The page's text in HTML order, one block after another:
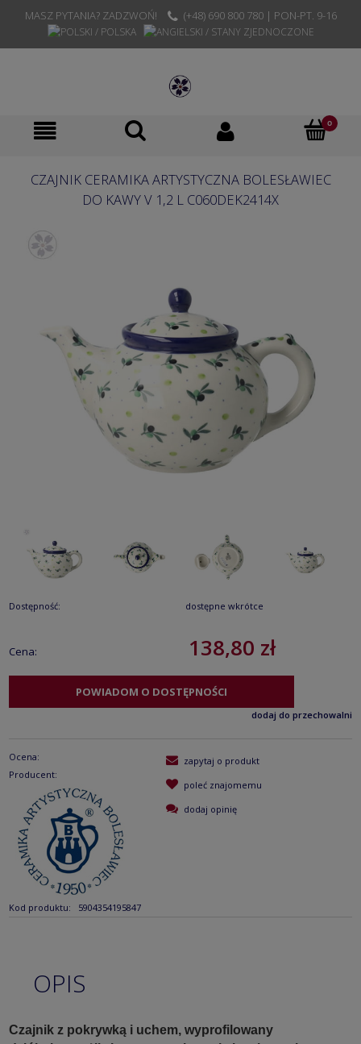
MASZ PYTANIA? ZADZWOŃ! (+48) 690 800 780 | PON-PT. 9-16
CZAJNIK CERAMIKA ARTYSTYCZNA BOLESŁAWIEC
DO KAWY V 1,2 L C060DEK2414X
Dostępność: dostępne wkrótce
Cena: 138,80 zł
POWIADOM O DOSTĘPNOŚCI
dodaj do przechowalni
Ocena:
Producent:
Kod produktu: 5904354195847
zapytaj o produkt
poleć znajomemu
dodaj opinię
OPIS
Czajnik z pokrywką i uchem, wyprofilowany